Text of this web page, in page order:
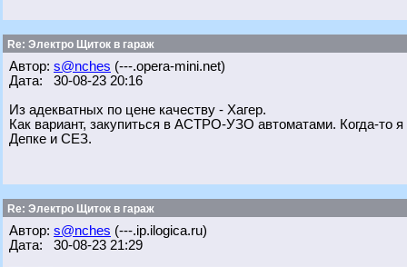
Re: Электро Щиток в гараж
Автор: s@nches (---.opera-mini.net)
Дата: 30-08-23 20:16
Из адекватных по цене качеству - Хагер.
Как вариант, закупиться в АСТРО-УЗО автоматами. Когда-то
Депке и СЕЗ.
Re: Электро Щиток в гараж
Автор: s@nches (---.ip.ilogica.ru)
Дата: 30-08-23 21:29